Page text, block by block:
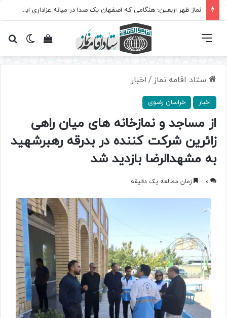
نماز ظهر اربعین؛ هنگامی که اصفهان یک صدا در میانه عزاداری ایستاد
تغییرمشاهده فهرست
ستاد اقامه نماز / اخبار
اخبار خراسان رضوی
از مساجد و نمازخانه های میان راهی
زائرین شرکت کننده در بدرقه رهبرشهید
به مشهدالرضا بازدید شد
0 زمان مطالعه یک دقیقه